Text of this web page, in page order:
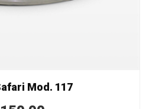
Mod. 117